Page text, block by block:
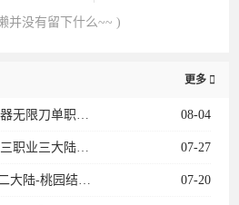
并没有留下什么~~ )
更多 
08-04
07-27
07-20